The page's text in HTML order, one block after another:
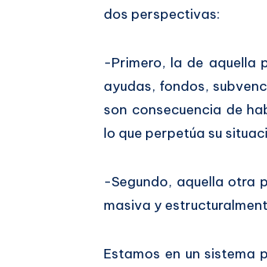
dos perspectivas:
-Primero, la de aquella
ayudas, fondos,
son consecuencia de
lo que perpetúa su
-Segundo, aquella otra
masiva y
Estamos en un sistema